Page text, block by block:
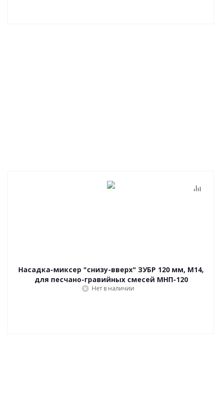
Насадка-миксер "снизу-вверх" ЗУБР 120 мм, М14,
для песчано-гравийных смесей МНП-120
Нет в наличии